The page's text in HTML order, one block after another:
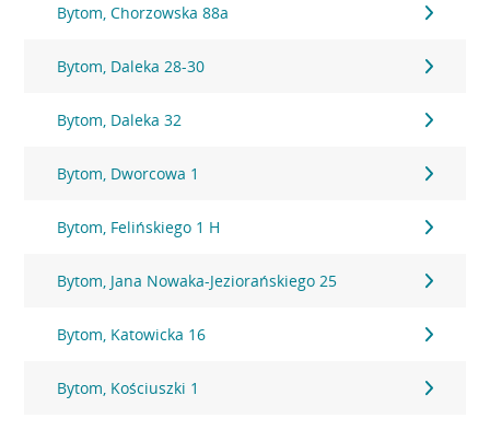
Bytom, Chorzowska 88a
Bytom, Daleka 28-30
Bytom, Daleka 32
Bytom, Dworcowa 1
Bytom, Felińskiego 1 H
Bytom, Jana Nowaka-Jeziorańskiego 25
Bytom, Katowicka 16
Bytom, Kościuszki 1